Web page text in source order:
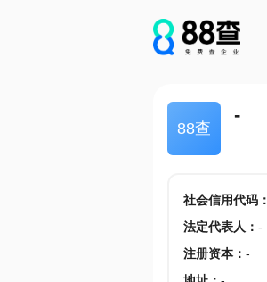
88查
-
社会信用代码：
法定代表人 ： -
注册资本： -